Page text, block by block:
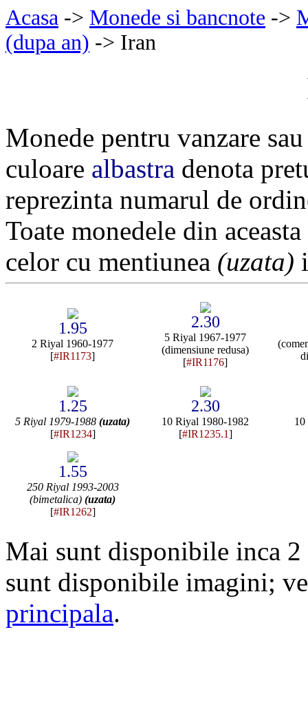
Acasa -> Monede si bancnote ->
(dupa an) -> Iran
Monede pentru vanzare
culoare albastra denota
reprezinta numarul de
Toate monedele din
celor cu mentiunea (uzata)
1.95
2 Riyal 1960-1977
[#IR1173]
2.30
5 Riyal 1967-1977
(dimensiune redusa)
[#IR1176]
1.25
5 Riyal 1979-1988 (uzata)
[#IR1234]
2.30
10 Riyal 1980-1982
[#IR1235.1]
10
1.55
250 Riyal 1993-2003
(bimetalica) (uzata)
[#IR1262]
Mai sunt disponibile inca
sunt disponibile imagini;
principala.